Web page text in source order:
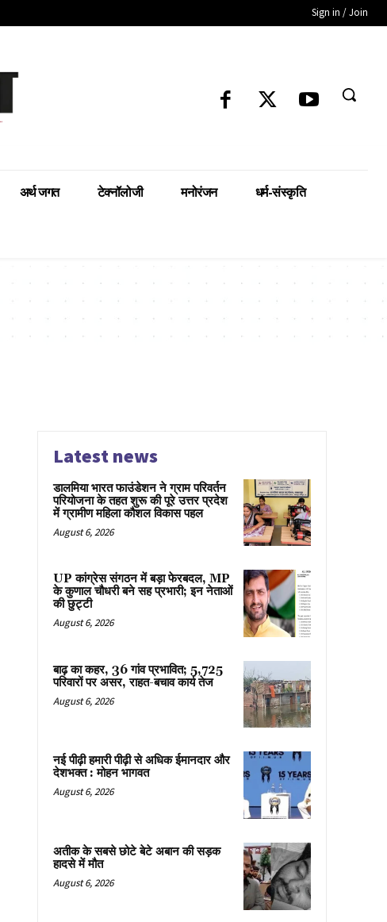
Sign in / Join
अर्थ जगत टेक्नॉलोजी मनोरंजन धर्म-संस्कृति
Latest news
डालमिया भारत फाउंडेशन ने ग्राम परिवर्तन
परियोजना के तहत शुरू की पूरे उत्तर प्रदेश
में ग्रामीण महिला कौशल विकास पहल
August 6, 2026
UP कांग्रेस संगठन में बड़ा फेरबदल, MP
के कुणाल चौधरी बने सह प्रभारी; इन नेताओं
की छुट्टी
August 6, 2026
बाढ़ का कहर, 36 गांव प्रभावित; 5,725
परिवारों पर असर, राहत-बचाव कार्य तेज
August 6, 2026
नई पीढ़ी हमारी पीढ़ी से अधिक ईमानदार और
देशभक्त : मोहन भागवत
August 6, 2026
अतीक के सबसे छोटे बेटे अबान की सड़क
हादसे में मौत
August 6, 2026